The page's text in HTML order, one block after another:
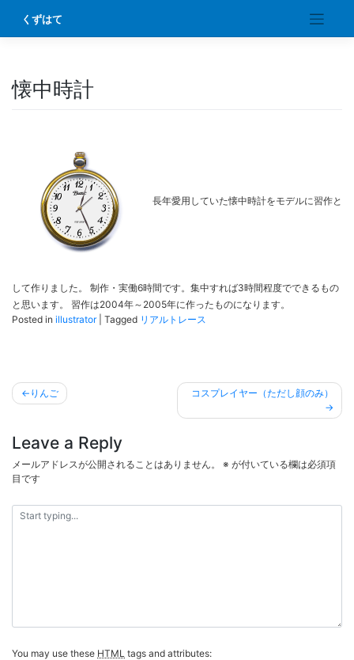
content
くずはて
懐中時計
長年愛用していた懐中時計をモデルに習作と
して作りました。 制作・実働6時間です。集中すれば3時間程度でできるもの
と思います。 習作は2004年～2005年に作ったものになります。
Posted in illustrator| Tagged リアルトレース
投
稿
ナ
ビ
ゲ
ー
シ
りんご コスプレイヤー（ただし顔のみ）
Leave a Reply
メールアドレスが公開されることはありません。 ※ が付いている欄は必須項
目です
You may use these HTML tags and attributes: